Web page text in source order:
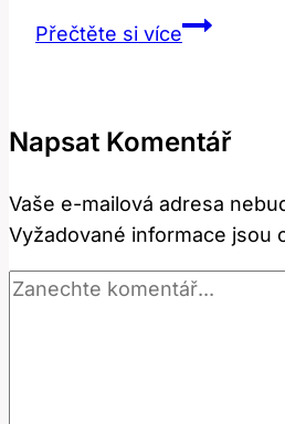
Přečtěte si víceTransient:
a
se
používá?
Napsat Komentář
Vaše e-mailová adresa
Vyžadované informace jsou